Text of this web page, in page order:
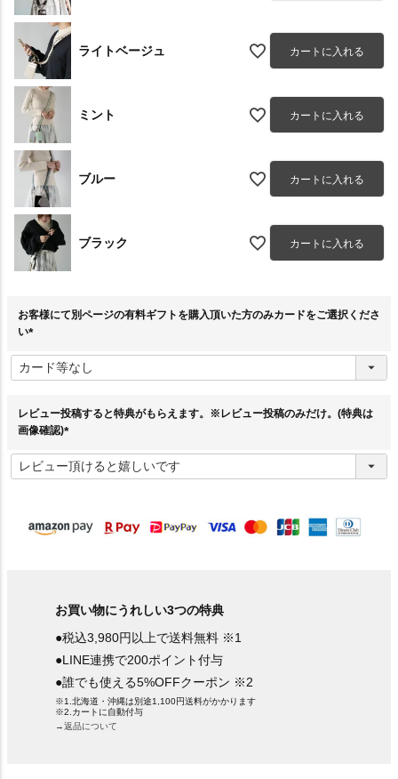
ライトベージュ カートに入れる
ミント カートに入れる
ブルー カートに入れる
ブラック カートに入れる
お客様にて別ページの有料ギフトを購入頂いた方のみカードをご選択くださ
い
必
須
レビュー投稿すると特典がもらえます。※レビュー投稿のみだけ。(特典は
画像確認)
必
須
お買い物にうれしい3つの特典
●税込3,980円以上で送料無料 ※1
●LINE連携で200ポイント付与
●誰でも使える5%OFFクーポン ※2
※1.北海道・沖縄は別途1,100円送料がかかります
※2.カートに自動付与
→返品について